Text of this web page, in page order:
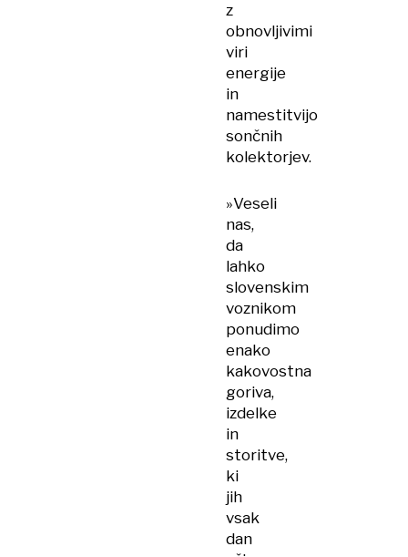
z
obnovljivimi
viri
energije
in
namestitvijo
sončnih
kolektorjev.
»Veseli
nas,
da
lahko
slovenskim
voznikom
ponudimo
enako
kakovostna
goriva,
izdelke
in
storitve,
ki
jih
vsak
dan